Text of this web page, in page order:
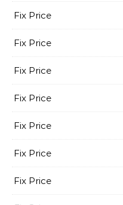
Fix Price
Fix Price
Fix Price
Fix Price
Fix Price
Fix Price
Fix Price